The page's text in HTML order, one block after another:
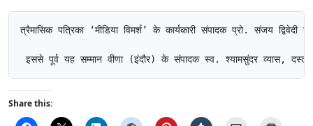
त्रैमासिक पत्रिका ‘मीडिया विमर्श’ के कार्यकारी संपादक प्रो. संजय
इससे पूर्व यह सम्मान वीणा (इंदौर) के संपादक स्व. श्यामसुंदर व्यास,
Share this: